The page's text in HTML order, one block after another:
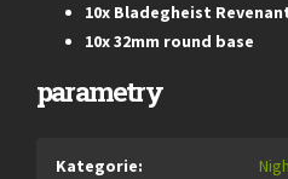
10x Bladegheist
10x 32mm round base
parametry
Kategorie: